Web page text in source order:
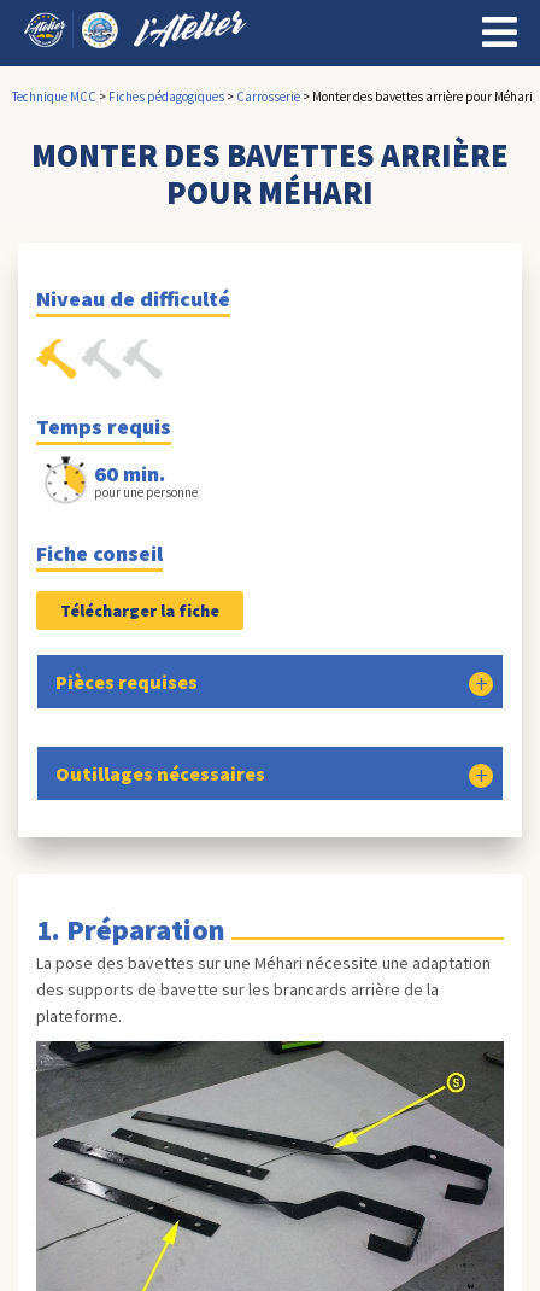
Technique MCC > Fiches pédagogiques > Carrosserie > Monter des bavettes arrière pour Méhari
MONTER DES BAVETTES ARRIÈRE
POUR MÉHARI
Niveau de difficulté
Temps requis
60 min.
pour une personne
Fiche conseil
Télécharger la fiche
Pièces requises
Outillages nécessaires
1. Préparation
La pose des bavettes sur une Méhari nécessite une adaptation
des supports de bavette sur les brancards arrière de la
plateforme.